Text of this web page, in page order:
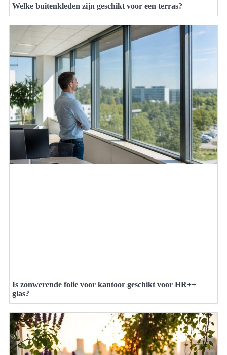
Welke buitenkleden zijn geschikt voor een terras?
Is zonwerende folie voor kantoor geschikt voor HR++
glas?